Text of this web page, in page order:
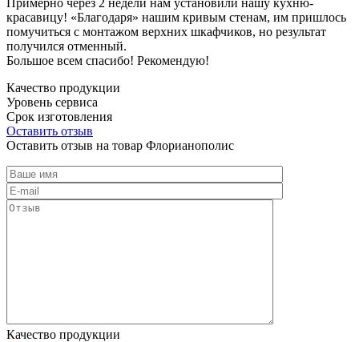
красавицу! «Благодаря» нашим кривым стенам, им пришлось
помучиться с монтажом верхних шкафчиков, но результат
получился отменный.
Большое всем спасибо! Рекомендую!
Качество продукции
Уровень сервиса
Срок изготовления
Оставить отзыв
Оставить отзыв на товар Флорианополис
Качество продукции